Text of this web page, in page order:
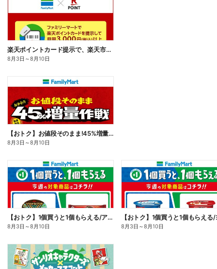
楽天ポイントカード提示で、楽天市場でのお買い物がおトクに!
8月3日 ～8月10日
【おトク】お値段そのまま!45%増量作戦!
8月3日 ～8月10日
【おトク】1個買うと1個もらえる/アイス
8月3日 ～8月10日 8月3日 ～8月10日